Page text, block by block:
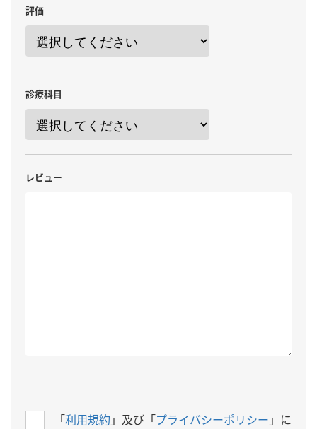
評価
診療科目
レビュー
「利用規約 」及び「プライバシーポリシー 」に